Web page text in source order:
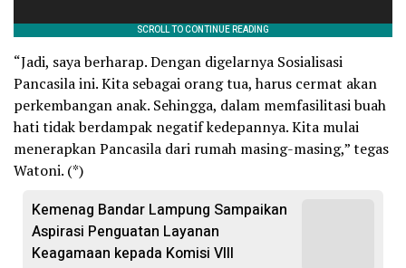
“Jadi, saya berharap. Dengan digelarnya Sosialisasi
Pancasila ini. Kita sebagai orang tua, harus cermat akan
perkembangan anak. Sehingga, dalam memfasilitasi buah
hati tidak berdampak negatif kedepannya. Kita mulai
menerapkan Pancasila dari rumah masing-masing,” tegas
Watoni. (*)
Kemenag Bandar Lampung Sampaikan
Aspirasi Penguatan Layanan
Keagamaan kepada Komisi VIII